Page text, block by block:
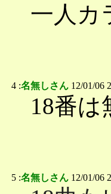
一人カ
4 :名無しさん 12/01/06
18番は
5 :名無しさん 12/01/06